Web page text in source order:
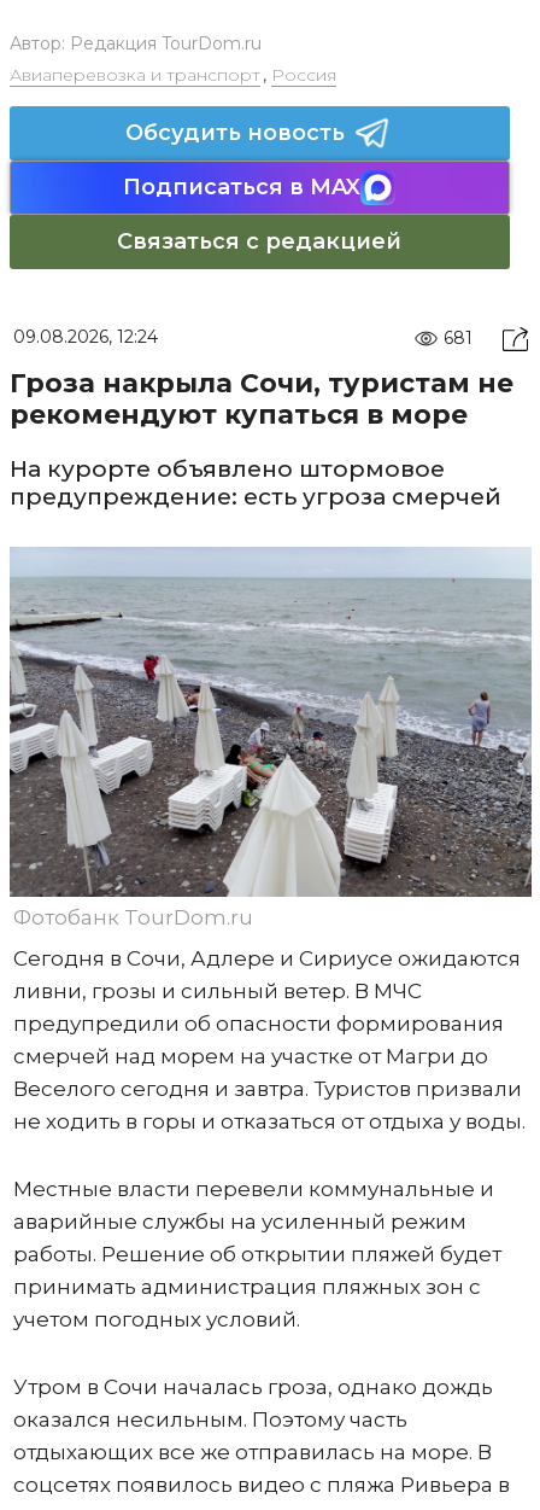
Автор: Редакция TourDom.ru
Авиаперевозка и транспорт, Россия
Обсудить новость
Подписаться в MAX
Связаться с редакцией
09.08.2026, 12:24 681
Гроза накрыла Сочи, туристам не
рекомендуют купаться в море
На курорте объявлено штормовое
предупреждение: есть угроза смерчей
Фотобанк TourDom.ru
Сегодня в Сочи, Адлере и Сириусе ожидаются
ливни, грозы и сильный ветер. В МЧС
предупредили об опасности формирования
смерчей над морем на участке от Магри до
Веселого сегодня и завтра. Туристов призвали
не ходить в горы и отказаться от отдыха у воды.
Местные власти перевели коммунальные и
аварийные службы на усиленный режим
работы. Решение об открытии пляжей будет
принимать администрация пляжных зон с
учетом погодных условий.
Утром в Сочи началась гроза, однако дождь
оказался несильным. Поэтому часть
отдыхающих все же отправилась на море. В
соцсетях появилось видео с пляжа Ривьера в